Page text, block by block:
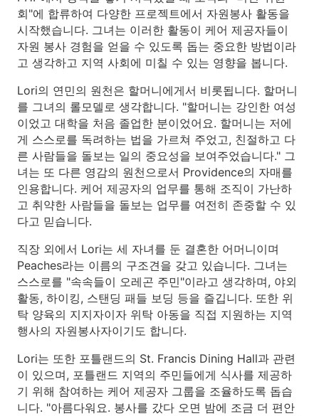
회"에 합류하여 다양한 프로젝트에서 자원봉사 활동을
시작했습니다. 그녀는 이러한 활동이 케어 제공자들이
자원 봉사 경험을 얻을 수 있도록 돕는 중요한 방법이라
고 생각하고 지역 사회에 미칠 수 있는 영향을 봅니다.
Lori의 연민의 원천은 할머니에게서 비롯됩니다. 할머니
를 그녀의 롤모델로 생각합니다. "할머니는 강인한 여성
이었고 대학을 처음 졸업한 분이었어요. 할머니는 저에
게 스스로를 독려하는 법을 가르쳐 주었고, 친절하고 다
른 사람들을 돌보는 일의 중요성을 보여주었습니다." 그
녀는 또 다른 영감의 원천으로서 Providence의 자매를
인용합니다. 케어 제공자의 업무를 통해 조직이 가난하
고 취약한 사람들을 돌보는 업무를 여전히 존중할 수 있
다고 믿습니다.
직장 외에서 Lori는 세 자녀를 둔 결혼한 어머니이며
Peaches라는 이름의 구조견을 갖고 있습니다. 그녀는
스스로를 "속속들이 오레곤 주민"이라고 생각하며, 야외
활동, 하이킹, 스탠딩 패들 보딩 등을 즐깁니다. 또한 위
탁 양육의 지지자이자 위탁 아동을 직접 지원하는 지역
행사의 자원봉사자이기도 합니다.
Lori는 또한 포틀랜드의 St. Francis Dining Hall과 관련
이 있으며, 포틀랜드 지역의 주민들에게 식사를 제공하
기 위해 참여하는 케어 제공자 그룹을 조율하도록 돕습
니다. "아름다워요. 봉사를 갔다 오면 밤에 조금 더 편안